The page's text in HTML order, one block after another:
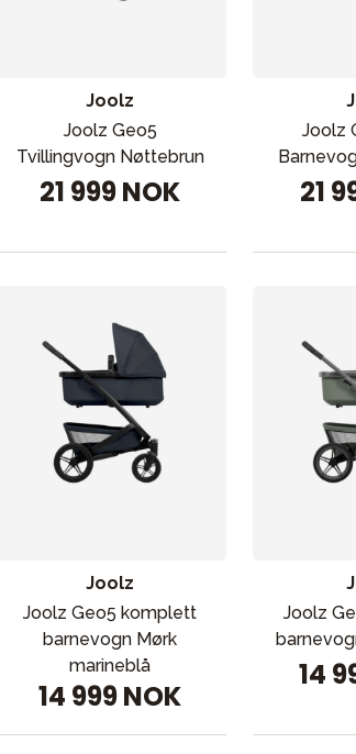
Joolz
Joolz Geo5
Tvillingvogn Nøttebrun
21 999 NOK
Joolz
21
Joolz
Joolz Geo5 komplett
barnevogn Mørk
marineblå
14 999 NOK
Joolz
14
Tips om gaver
Våre favoritter